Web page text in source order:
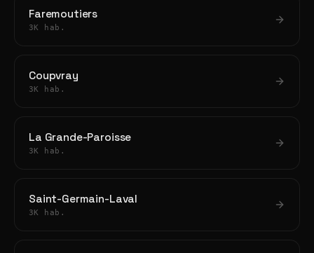
Faremoutiers
3K hab.
Coupvray
3K hab.
La Grande-Paroisse
3K hab.
Saint-Germain-Laval
3K hab.